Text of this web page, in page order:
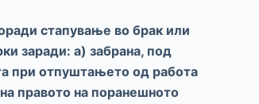
стапување во брак или
заради: а) забрана, под
при отпуштањето од работа
правото на поранешното